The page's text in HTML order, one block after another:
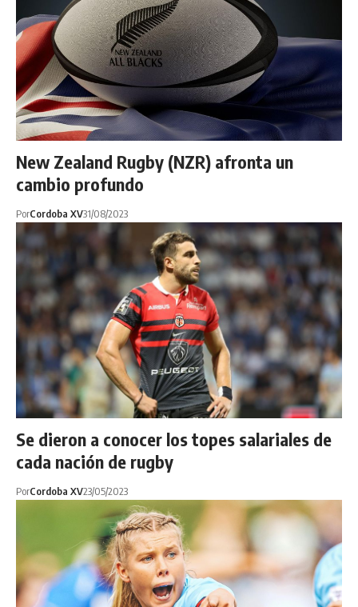
New Zealand Rugby (NZR) afronta un
cambio profundo
PorCordoba XV31/08/2023
Se dieron a conocer los topes salariales de
cada nación de rugby
PorCordoba XV23/05/2023